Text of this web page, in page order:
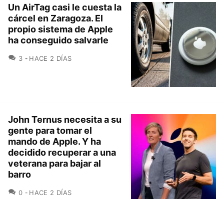
Un AirTag casi le cuesta la
cárcel en Zaragoza. El
propio sistema de Apple
ha conseguido salvarle
3 COMENTARIOS
HACE 2 DÍAS
John Ternus necesita a su
gente para tomar el
mando de Apple. Y ha
decidido recuperar a una
veterana para bajar al
barro
0 COMENTARIOS
HACE 2 DÍAS